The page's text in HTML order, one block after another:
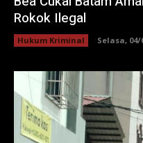
Rokok Ilegal
Hukum Kriminal Selasa, 04/